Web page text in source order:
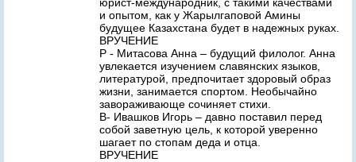
и опытом, как у Жарылгаповой Амины
будущее Казахстана будет в надежных руках.
ВРУЧЕНИЕ
Р - Митасова Анна – будущий филолог. Анна
увлекается изучением славянских языков,
литературой, предпочитает здоровый образ
жизни, занимается спортом. Необычайно
завораживающе сочиняет стихи.
В- Ивашков Игорь – давно поставил перед
собой заветную цель, к которой уверенно
шагает по стопам деда и отца.
ВРУЧЕНИЕ